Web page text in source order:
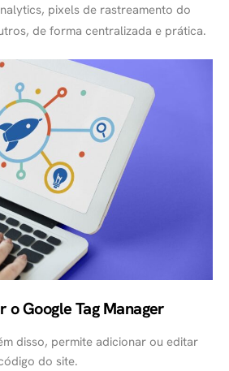
pixels de rastreamento do
de forma centralizada e prática.
o Google Tag Manager
disso, permite adicionar ou editar
do site.